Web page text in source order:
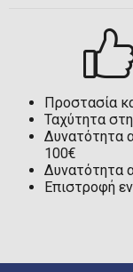
Προστασία
Ταχύτητα
Δυνατότητα
100€
Δυνατότητα
Επιστροφή